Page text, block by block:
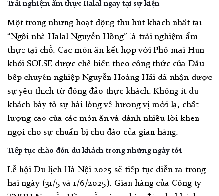
Trải nghiệm ẩm thực Halal ngay tại sự kiện
Một trong những hoạt động thu hút khách nhất tại
“Ngôi nhà Halal Nguyễn Hồng” là trải nghiệm ẩm
thực tại chỗ. Các món ăn kết hợp với Phô mai Hun
khói SOLSE được chế biến theo công thức của Đầu
bếp chuyên nghiệp Nguyễn Hoàng Hải đã nhận được
sự yêu thích từ đông đảo thực khách. Không ít du
khách bày tỏ sự hài lòng về hương vị mới lạ, chất
lượng cao của các món ăn và dành nhiều lời khen
ngợi cho sự chuẩn bị chu đáo của gian hàng.
Tiếp tục chào đón du khách trong những ngày tới
Lễ hội Du lịch Hà Nội 2025 sẽ tiếp tục diễn ra trong
hai ngày (31/5 và 1/6/2025). Gian hàng của Công ty